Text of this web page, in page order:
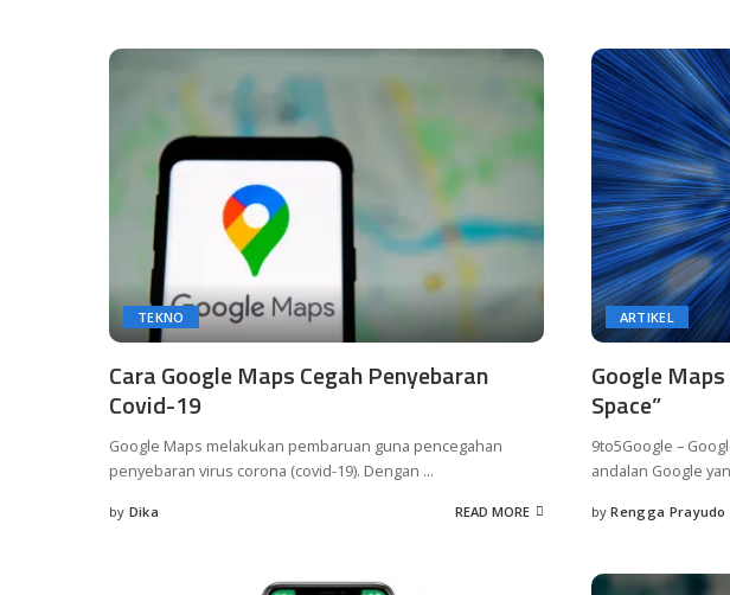
TEKNO
Cara Google Maps Cegah Penyebaran
Covid-19
Google Maps melakukan pembaruan guna pencegahan
penyebaran virus corona (covid-19). Dengan ...
Posted
by Dika READ MORE
ARTIKEL
Google
Space”
9to5Google –
andalan Google
Posted
by Rengga Prayudo